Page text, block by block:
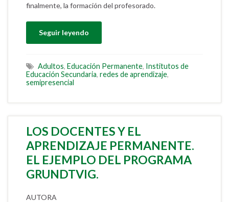
finalmente, la formación del profesorado.
Seguir leyendo
Adultos, Educación Permanente, Institutos de
Educación Secundaria, redes de aprendizaje,
semipresencial
LOS DOCENTES Y EL
APRENDIZAJE PERMANENTE.
EL EJEMPLO DEL PROGRAMA
GRUNDTVIG.
AUTORA